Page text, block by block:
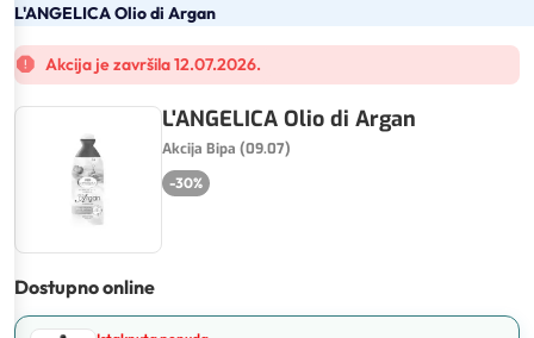
L'ANGELICA Olio di Argan
Akcija je završila 12.07.2026.
L'ANGELICA Olio di Argan
Akcija Bipa (09.07)
-30%
Dostupno online